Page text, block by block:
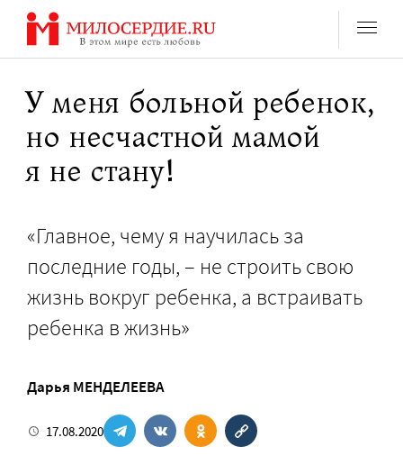
Перейти
содержанию
У меня больной ребенок,
но несчастной мамой
я не стану!
«Главное, чему я научилась за
последние годы, – не строить свою
жизнь вокруг ребенка, а встраивать
ребенка в жизнь»
Дарья МЕНДЕЛЕЕВА
17.08.2020